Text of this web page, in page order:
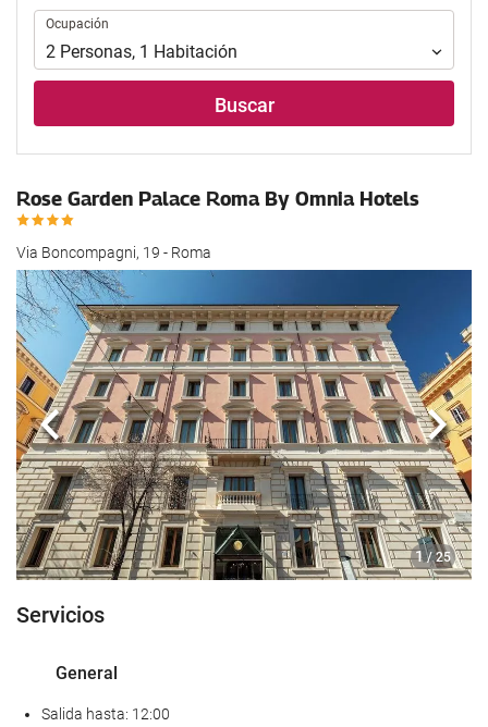
Ocupación
Ocupación
2 Personas, 1 Habitación
Buscar
Rose Garden Palace Roma By Omnia Hotels
Via Boncompagni, 19 - Roma
1 / 25
Anterior
Servicios
General
Salida hasta: 12:00